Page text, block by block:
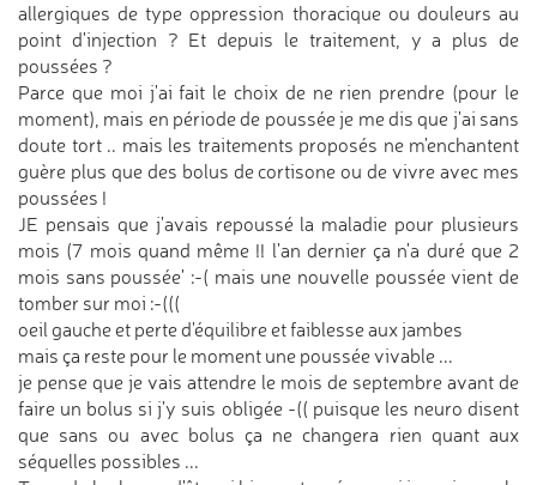
allergiques de type oppression thoracique ou douleurs au
point d'injection ? Et depuis le traitement, y a plus de
poussées ?
Parce que moi j'ai fait le choix de ne rien prendre (pour le
moment), mais en période de poussée je me dis que j'ai sans
doute tort .. mais les traitements proposés ne m'enchantent
guère plus que des bolus de cortisone ou de vivre avec mes
poussées !
JE pensais que j'avais repoussé la maladie pour plusieurs
mois (7 mois quand même !! l'an dernier ça n'a duré que 2
mois sans poussée' :-( mais une nouvelle poussée vient de
tomber sur moi :-(((
oeil gauche et perte d'équilibre et faiblesse aux jambes
mais ça reste pour le moment une poussée vivable ...
je pense que je vais attendre le mois de septembre avant de
faire un bolus si j'y suis obligée -(( puisque les neuro disent
que sans ou avec bolus ça ne changera rien quant aux
séquelles possibles ...